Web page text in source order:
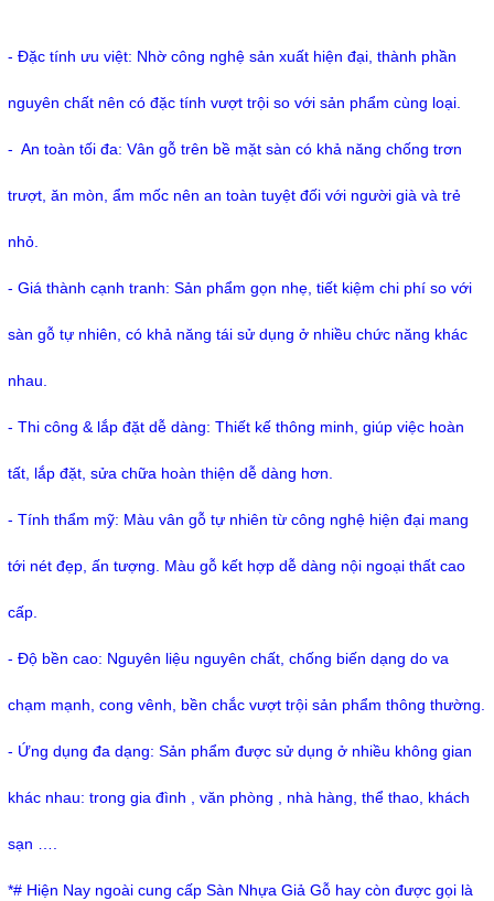
- Đặc tính ưu việt: Nhờ công nghệ sản xuất hiện đại, thành phần
nguyên chất nên có đặc tính vượt trội so với sản phẩm cùng loại.
- An toàn tối đa: Vân gỗ trên bề mặt sàn có khả năng chống trơn
trượt, ăn mòn, ẩm mốc nên an toàn tuyệt đối với người già và trẻ
nhỏ.
- Giá thành cạnh tranh: Sản phẩm gọn nhẹ, tiết kiệm chi phí so với
sàn gỗ tự nhiên, có khả năng tái sử dụng ở nhiều chức năng khác
nhau.
- Thi công & lắp đặt dễ dàng: Thiết kế thông minh, giúp việc hoàn
tất, lắp đặt, sửa chữa hoàn thiện dễ dàng hơn.
- Tính thẩm mỹ: Màu vân gỗ tự nhiên từ công nghệ hiện đại mang
tới nét đẹp, ấn tượng. Màu gỗ kết hợp dễ dàng nội ngoại thất cao
cấp.
- Độ bền cao: Nguyên liệu nguyên chất, chống biến dạng do va
chạm mạnh, cong vênh, bền chắc vượt trội sản phẩm thông thường.
- Ứng dụng đa dạng: Sản phẩm được sử dụng ở nhiều không gian
khác nhau: trong gia đình , văn phòng , nhà hàng, thể thao, khách
sạn ….
*# Hiện Nay ngoài cung cấp Sàn Nhựa Giả Gỗ hay còn được gọi là